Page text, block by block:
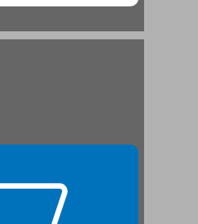
3 מבנה החיבור ... 29